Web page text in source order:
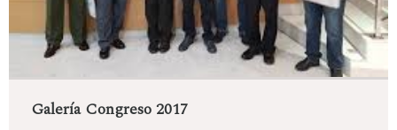
Galería Congreso 2017